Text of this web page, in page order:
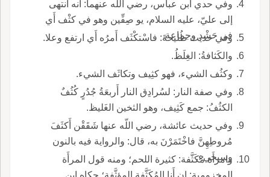
وفي حدي ابن عباس، رضي اللّه عنهما: أَنه انتهى
إلى عليّ، عليه السلام، يو صِفِّين وهو في كثْف أَي
في حَشْد وجماعة.
وفي حديث طُليحةَ: فاسْتكْثَف أَمرُه أَي ارتفع وعلا.
والكَثافةُ: الغِلَظُ.
وكثُف الشيء، فهو كثِيف وتكاثَف الشيء.
وفي صفة النار: لسُرادِق النار أَربعَةُ جُدُرٍ كُثُفٌ
الكثُفُ: جمع كَثِيف، وهو الثخين الغَليظ.
وفي حديث عائشة، رضي اللّه عنها شَقَقْن أَكثَفَ
مُروطِهِنَّ فاخْتَمَرْنَ به، قال: والرواية فيه بالنون
وسيجيء.
وامرأَة مُكَثَّفة: كثيرة اللحم؛ ومنه قول المرأَة
المخزومية: إن أَنا المُكَثَّفة المؤثَّفة؛ حكاه ابن